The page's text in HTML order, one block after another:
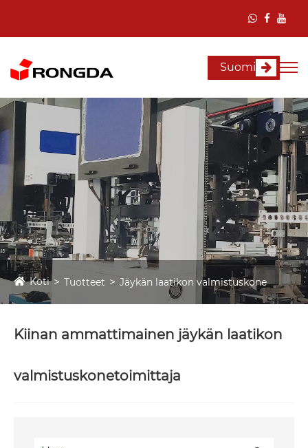
Suomi
Koti Tuotteet Jäykän laatikon valmistuskone
Kiinan ammattimainen jäykän laatikon
valmistuskonetoimittaja